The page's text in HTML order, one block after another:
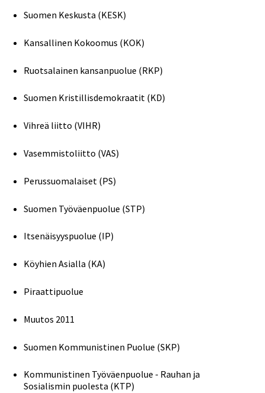
Suomen Keskusta (KESK)
Kansallinen Kokoomus (KOK)
Ruotsalainen kansanpuolue (RKP)
Suomen Kristillisdemokraatit (KD)
Vihreä liitto (VIHR)
Vasemmistoliitto (VAS)
Perussuomalaiset (PS)
Suomen Työväenpuolue (STP)
Itsenäisyyspuolue (IP)
Köyhien Asialla (KA)
Piraattipuolue
Muutos 2011
Suomen Kommunistinen Puolue (SKP)
Kommunistinen Työväenpuolue - Rauhan ja
Sosialismin puolesta (KTP)